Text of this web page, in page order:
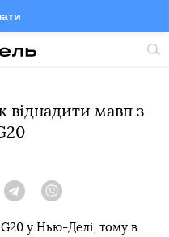
Twitter
віднадити мавп з
TelegramViber
G20 у Нью-Делі, тому в